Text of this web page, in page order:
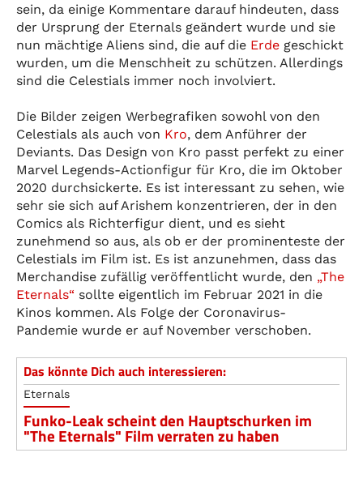
sein, da einige Kommentare darauf hindeuten, dass
der Ursprung der Eternals geändert wurde und sie
nun mächtige Aliens sind, die auf die Erde geschickt
wurden, um die Menschheit zu schützen. Allerdings
sind die Celestials immer noch involviert.
Die Bilder zeigen Werbegrafiken sowohl von den
Celestials als auch von Kro, dem Anführer der
Deviants. Das Design von Kro passt perfekt zu einer
Marvel Legends-Actionfigur für Kro, die im Oktober
2020 durchsickerte. Es ist interessant zu sehen, wie
sehr sie sich auf Arishem konzentrieren, der in den
Comics als Richterfigur dient, und es sieht
zunehmend so aus, als ob er der prominenteste der
Celestials im Film ist. Es ist anzunehmen, dass das
Merchandise zufällig veröffentlicht wurde, den „The
Eternals“ sollte eigentlich im Februar 2021 in die
Kinos kommen. Als Folge der Coronavirus-
Pandemie wurde er auf November verschoben.
Das könnte Dich auch interessieren:
Eternals
Funko-Leak scheint den Hauptschurken im
"The Eternals" Film verraten zu haben